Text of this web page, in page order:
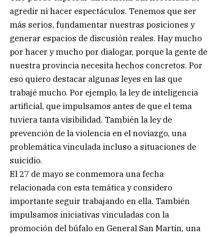
agredir ni hacer espectáculos. Tenemos que ser
más serios, fundamentar nuestras posiciones y
generar espacios de discusión reales. Hay mucho
por hacer y mucho por dialogar, porque la gente de
nuestra provincia necesita hechos concretos. Por
eso quiero destacar algunas leyes en las que
trabajé mucho. Por ejemplo, la ley de inteligencia
artificial, que impulsamos antes de que el tema
tuviera tanta visibilidad. También la ley de
prevención de la violencia en el noviazgo, una
problemática vinculada incluso a situaciones de
suicidio.
El 27 de mayo se conmemora una fecha
relacionada con esta temática y considero
importante seguir trabajando en ella. También
impulsamos iniciativas vinculadas con la
promoción del búfalo en General San Martín, una